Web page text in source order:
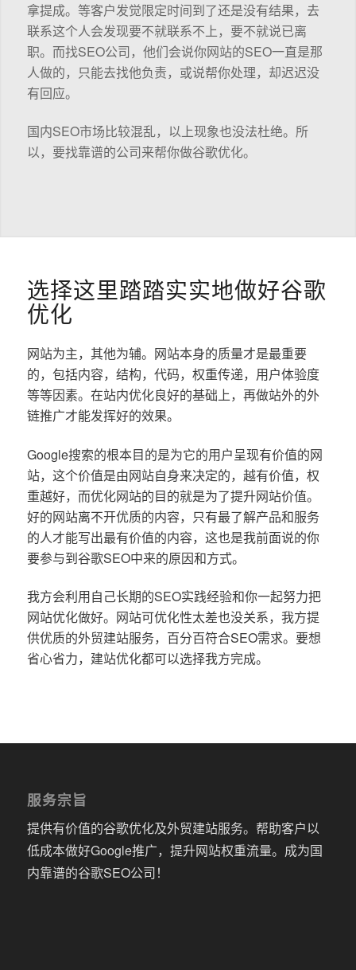
拿提成。等客户发觉限定时间到了还是没有结果，去
联系这个人会发现要不就联系不上，要不就说已离
职。而找SEO公司，他们会说你网站的SEO一直是那
人做的，只能去找他负责，或说帮你处理，却迟迟没
有回应。
国内SEO市场比较混乱，以上现象也没法杜绝。所
以，要找靠谱的公司来帮你做谷歌优化。
选择这里踏踏实实地做好谷歌
优化
网站为主，其他为辅。网站本身的质量才是最重要
的，包括内容，结构，代码，权重传递，用户体验度
等等因素。在站内优化良好的基础上，再做站外的外
链推广才能发挥好的效果。
Google搜索的根本目的是为它的用户呈现有价值的网
站，这个价值是由网站自身来决定的，越有价值，权
重越好，而优化网站的目的就是为了提升网站价值。
好的网站离不开优质的内容，只有最了解产品和服务
的人才能写出最有价值的内容，这也是我前面说的你
要参与到谷歌SEO中来的原因和方式。
我方会利用自己长期的SEO实践经验和你一起努力把
网站优化做好。网站可优化性太差也没关系，我方提
供优质的外贸建站服务，百分百符合SEO需求。要想
省心省力，建站优化都可以选择我方完成。
服务宗旨
提供有价值的谷歌优化及外贸建站服务。帮助客户以
低成本做好Google推广，提升网站权重流量。成为国
内靠谱的谷歌SEO公司！